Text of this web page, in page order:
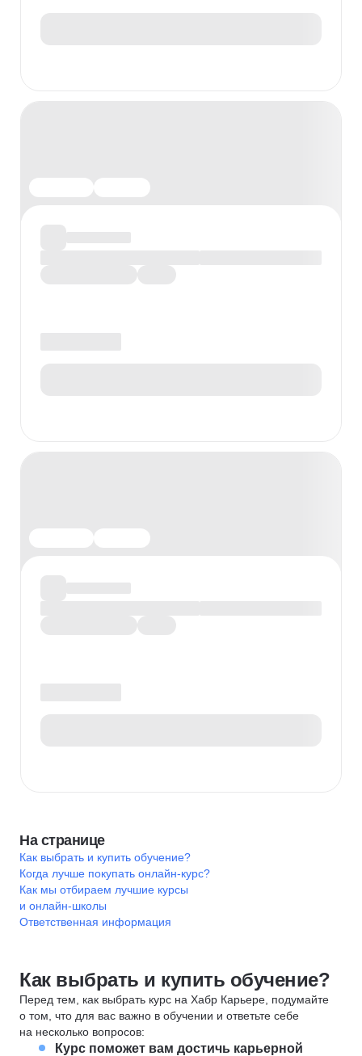
На странице
Как выбрать и купить обучение?
Когда лучше покупать онлайн-курс?
Как мы отбираем лучшие курсы
и онлайн-школы
Ответственная информация
Как выбрать и купить обучение?
Перед тем, как выбрать курс на Хабр Карьере, подумайте
о том, что для вас важно в обучении и ответьте себе
на несколько вопросов:
Курс поможет вам достичь карьерной